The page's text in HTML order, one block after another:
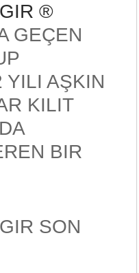
®
GEÇEN
YILI AŞKIN
KILIT
BIR
SON